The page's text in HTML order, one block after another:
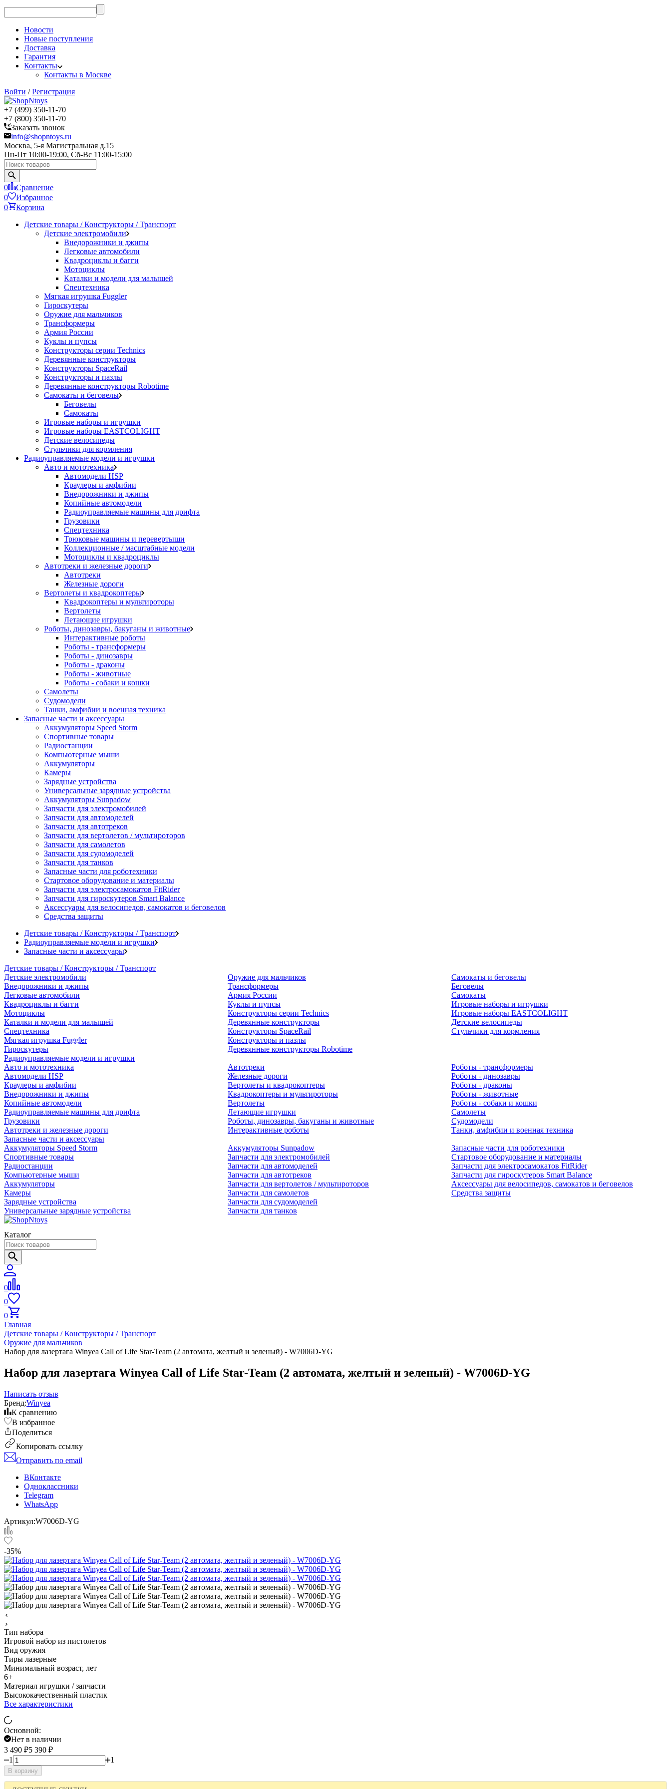
Новости
Новые поступления
Доставка
Гарантия
Контакты
Контакты в Москве
Войти /Регистрация
+7 (499) 350-11-70
+7 (800) 350-11-70
Заказать звонок
info@shopntoys.ru
Москва, 5-я Магистральная д.15
Пн-Пт 10:00-19:00, Сб-Вс 11:00-15:00
0
Сравнение
0
Избранное
0
Корзина
Детские товары / Конструкторы / Транспорт
Детские электромобили
Внедорожники и джипы
Легковые автомобили
Квадроциклы и багги
Мотоциклы
Каталки и модели для малышей
Спецтехника
Мягкая игрушка Fuggler
Гироскутеры
Оружие для мальчиков
Трансформеры
Армия России
Куклы и пупсы
Конструкторы серии Technics
Деревянные конструкторы
Конструкторы SpaceRail
Конструкторы и пазлы
Деревянные конструкторы Robotime
Самокаты и беговелы
Беговелы
Самокаты
Игровые наборы и игрушки
Игровые наборы EASTCOLIGHT
Детские велосипеды
Стульчики для кормления
Радиоуправляемые модели и игрушки
Авто и мототехника
Автомодели HSP
Краулеры и амфибии
Внедорожники и джипы
Копийные автомодели
Радиоуправляемые машины для дрифта
Грузовики
Спецтехника
Трюковые машины и перевертыши
Коллекционные / масштабные модели
Мотоциклы и квадроциклы
Автотреки и железные дороги
Автотреки
Железные дороги
Вертолеты и квадрокоптеры
Квадрокоптеры и мультироторы
Вертолеты
Летающие игрушки
Роботы, динозавры, бакуганы и животные
Интерактивные роботы
Роботы - трансформеры
Роботы - динозавры
Роботы - драконы
Роботы - животные
Роботы - собаки и кошки
Самолеты
Судомодели
Танки, амфибии и военная техника
Запасные части и аксессуары
Аккумуляторы Speed Storm
Спортивные товары
Радиостанции
Компьютерные мыши
Аккумуляторы
Камеры
Зарядные устройства
Универсальные зарядные устройства
Аккумуляторы Sunpadow
Запчасти для электромобилей
Запчасти для автомоделей
Запчасти для автотреков
Запчасти для вертолетов / мультироторов
Запчасти для самолетов
Запчасти для судомоделей
Запчасти для танков
Запасные части для роботехники
Стартовое оборудование и материалы
Запчасти для электросамокатов FitRider
Запчасти для гироскутеров Smart Balance
Аксессуары для велосипедов, самокатов и беговелов
Средства защиты
Детские товары / Конструкторы / Транспорт
Радиоуправляемые модели и игрушки
Запасные части и аксессуары
Детские товары / Конструкторы / Транспорт
Детские электромобили
Внедорожники и джипы
Легковые автомобили
Квадроциклы и багги
Мотоциклы
Каталки и модели для малышей
Спецтехника
Мягкая игрушка Fuggler
Гироскутеры
Оружие для мальчиков
Трансформеры
Армия России
Куклы и пупсы
Конструкторы серии Technics
Деревянные конструкторы
Конструкторы SpaceRail
Конструкторы и пазлы
Деревянные конструкторы Robotime
Самокаты и беговелы
Беговелы
Самокаты
Игровые наборы и игрушки
Игровые наборы EASTCOLIGHT
Детские велосипеды
Стульчики для кормления
Радиоуправляемые модели и игрушки
Авто и мототехника
Автомодели HSP
Краулеры и амфибии
Внедорожники и джипы
Копийные автомодели
Радиоуправляемые машины для дрифта
Грузовики
Автотреки и железные дороги
Автотреки
Железные дороги
Вертолеты и квадрокоптеры
Квадрокоптеры и мультироторы
Вертолеты
Летающие игрушки
Роботы, динозавры, бакуганы и животные
Интерактивные роботы
Роботы - трансформеры
Роботы - динозавры
Роботы - драконы
Роботы - животные
Роботы - собаки и кошки
Самолеты
Судомодели
Танки, амфибии и военная техника
Запасные части и аксессуары
Аккумуляторы Speed Storm
Спортивные товары
Радиостанции
Компьютерные мыши
Аккумуляторы
Камеры
Зарядные устройства
Универсальные зарядные устройства
Аккумуляторы Sunpadow
Запчасти для электромобилей
Запчасти для автомоделей
Запчасти для автотреков
Запчасти для вертолетов / мультироторов
Запчасти для самолетов
Запчасти для судомоделей
Запчасти для танков
Запасные части для роботехники
Стартовое оборудование и материалы
Запчасти для электросамокатов FitRider
Запчасти для гироскутеров Smart Balance
Аксессуары для велосипедов, самокатов и беговелов
Средства защиты
Каталог
0
0
0
Главная
Детские товары / Конструкторы / Транспорт
Оружие для мальчиков
Набор для лазертага Winyea Call of Life Star-Team (2 автомата, желтый и зеленый) - W7006D-YG
Набор для лазертага Winyea Call of Life Star-Team (2 автомата, желтый и зеленый) - W7006D-YG
Написать отзыв
Бренд:Winyea
К сравнению
В избранное
Поделиться
Копировать ссылку
Отправить по email
ВКонтакте
Одноклассники
Telegram
WhatsApp
Артикул:W7006D-YG
-35%
Тип набора
Игровой набор из пистолетов
Вид оружия
Тиры лазерные
Минимальный возраст, лет
6+
Материал игрушки / запчасти
Высококачественный пластик
Все характеристики
Основной:
Нет в наличии
3 490 ₽5 390 ₽
1
1
В корзину